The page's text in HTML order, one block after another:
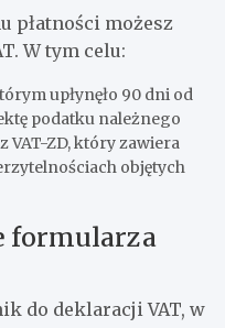
płatności możesz
W tym celu:
upłynęło 90 dni od
podatku należnego
VAT-ZD, który zawiera
objętych
formularza
do deklaracji VAT, w